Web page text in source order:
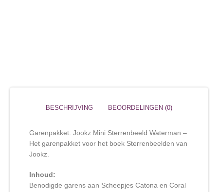
BESCHRIJVING BEOORDELINGEN (0)
Garenpakket: Jookz Mini Sterrenbeeld Waterman –
Het garenpakket voor het boek Sterrenbeelden van
Jookz.
Inhoud:
Benodigde garens aan Scheepjes Catona en Coral